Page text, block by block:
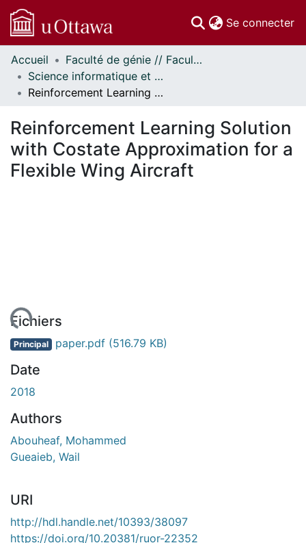
Se connecter
Communautés
et collections
Parcourir
À propos
Accueil
Faculté de génie // Faculty of Engineering
Science informatique et génie électrique - Publications // Electrical Engineering and Computer Science - Publications
Reinforcement Learning Solution with Costate Approximation for a Flexible Wing Aircraft
Reinforcement Learning Solution
with Costate Approximation for a
Flexible Wing Aircraft
Fichiers
Principal paper.pdf (516.79 KB)
Date
2018
Authors
Abouheaf, Mohammed
Gueaieb, Wail
URI
http://hdl.handle.net/10393/38097
https://doi.org/10.20381/ruor-22352